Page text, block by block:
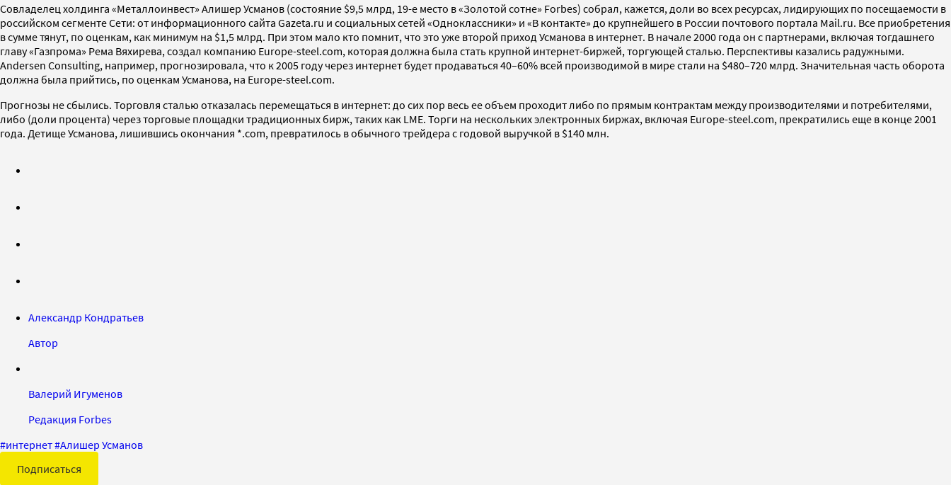
Совладелец холдинга «Металлоинвест» Алишер Усманов (состояние $9,5 млрд, 19-е место в «Золотой сотне» Forbes) собрал, кажется, доли во всех ресурсах, лидирующих по посещаемости в
российском сегменте Сети: от информационного сайта Gazeta.ru и социальных сетей «Одноклассники» и «В контакте» до крупнейшего в России почтового портала Mail.ru. Все приобретения
в сумме тянут, по оценкам, как минимум на $1,5 млрд. При этом мало кто помнит, что это уже второй приход Усманова в интернет. В начале 2000 года он с партнерами, включая тогдашнего
главу «Газпрома» Рема Вяхирева, создал компанию Europe-steel.com, которая должна была стать крупной интернет-биржей, торгующей сталью. Перспективы казались радужными.
Andersen Consulting, например, прогнозировала, что к 2005 году через интернет будет продаваться 40–60% всей производимой в мире стали на $480–720 млрд. Значительная часть оборота
должна была прийтись, по оценкам Усманова, на Europe-steel.com.
Прогнозы не сбылись. Торговля сталью отказалась перемещаться в интернет: до сих пор весь ее объем проходит либо по прямым контрактам между производителями и потребителями,
либо (доли процента) через торговые площадки традиционных бирж, таких как LME. Торги на нескольких электронных биржах, включая Europe-steel.com, прекратились еще в конце 2001
года. Детище Усманова, лишившись окончания *.com, превратилось в обычного трейдера с годовой выручкой в $140 млн.
Александр Кондратьев
Автор
Валерий Игуменов
Редакция Forbes
#интернет#Алишер Усманов
Подписаться